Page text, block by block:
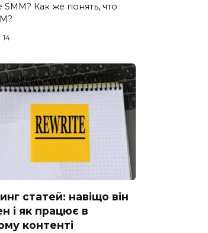
SMM? Как же понять, что
14
статей: навіщо він
і як працює в
контенті